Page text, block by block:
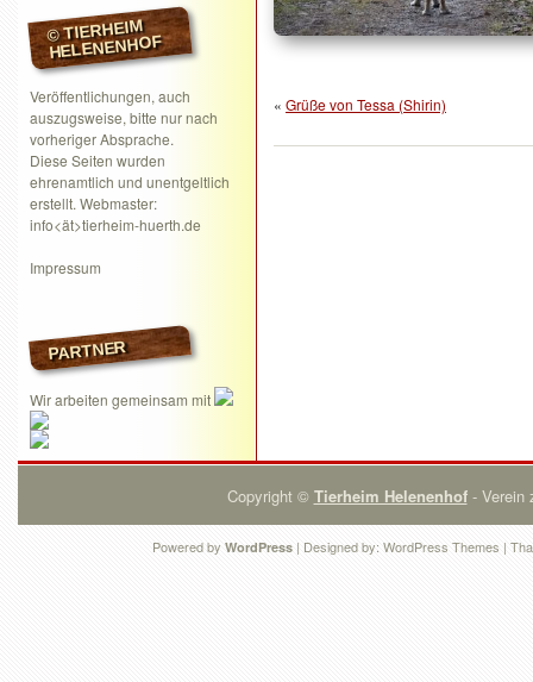
© TIERHEIM
HELENENHOF
Veröffentlichungen, auch
auszugsweise, bitte nur nach
vorheriger Absprache.
Diese Seiten wurden
ehrenamtlich und unentgeltlich
erstellt. Webmaster:
info<ät>tierheim-huerth.de
Impressum
PARTNER
Wir arbeiten gemeinsam mit
« Grüße von Tessa (Shirin)
Copyright © Tierheim Helenenhof- Verein
Powered by WordPress | Designed by: WordPress Themes |